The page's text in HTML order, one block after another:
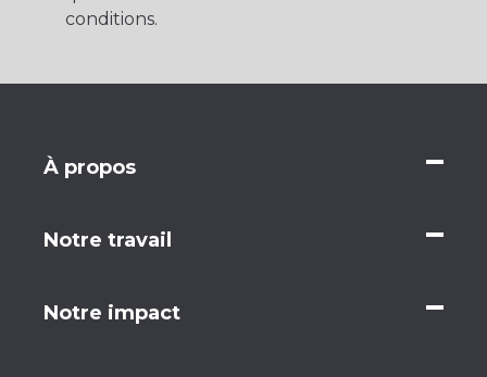
conditions.
À propos
Notre travail
Notre impact